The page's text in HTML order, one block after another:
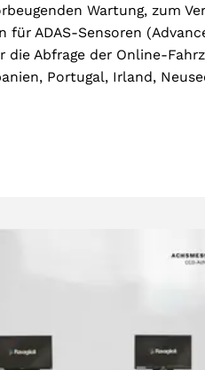
Wartung, zum
für ADAS-Sensoren
die Abfrage der Online-
Portugal, Irland,